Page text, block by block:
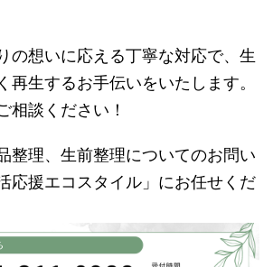
の想いに応える丁寧な対応で、生
再生するお手伝いをいたします。
相談ください！
整理、生前整理についてのお問い
応援エコスタイル」にお任せくだ